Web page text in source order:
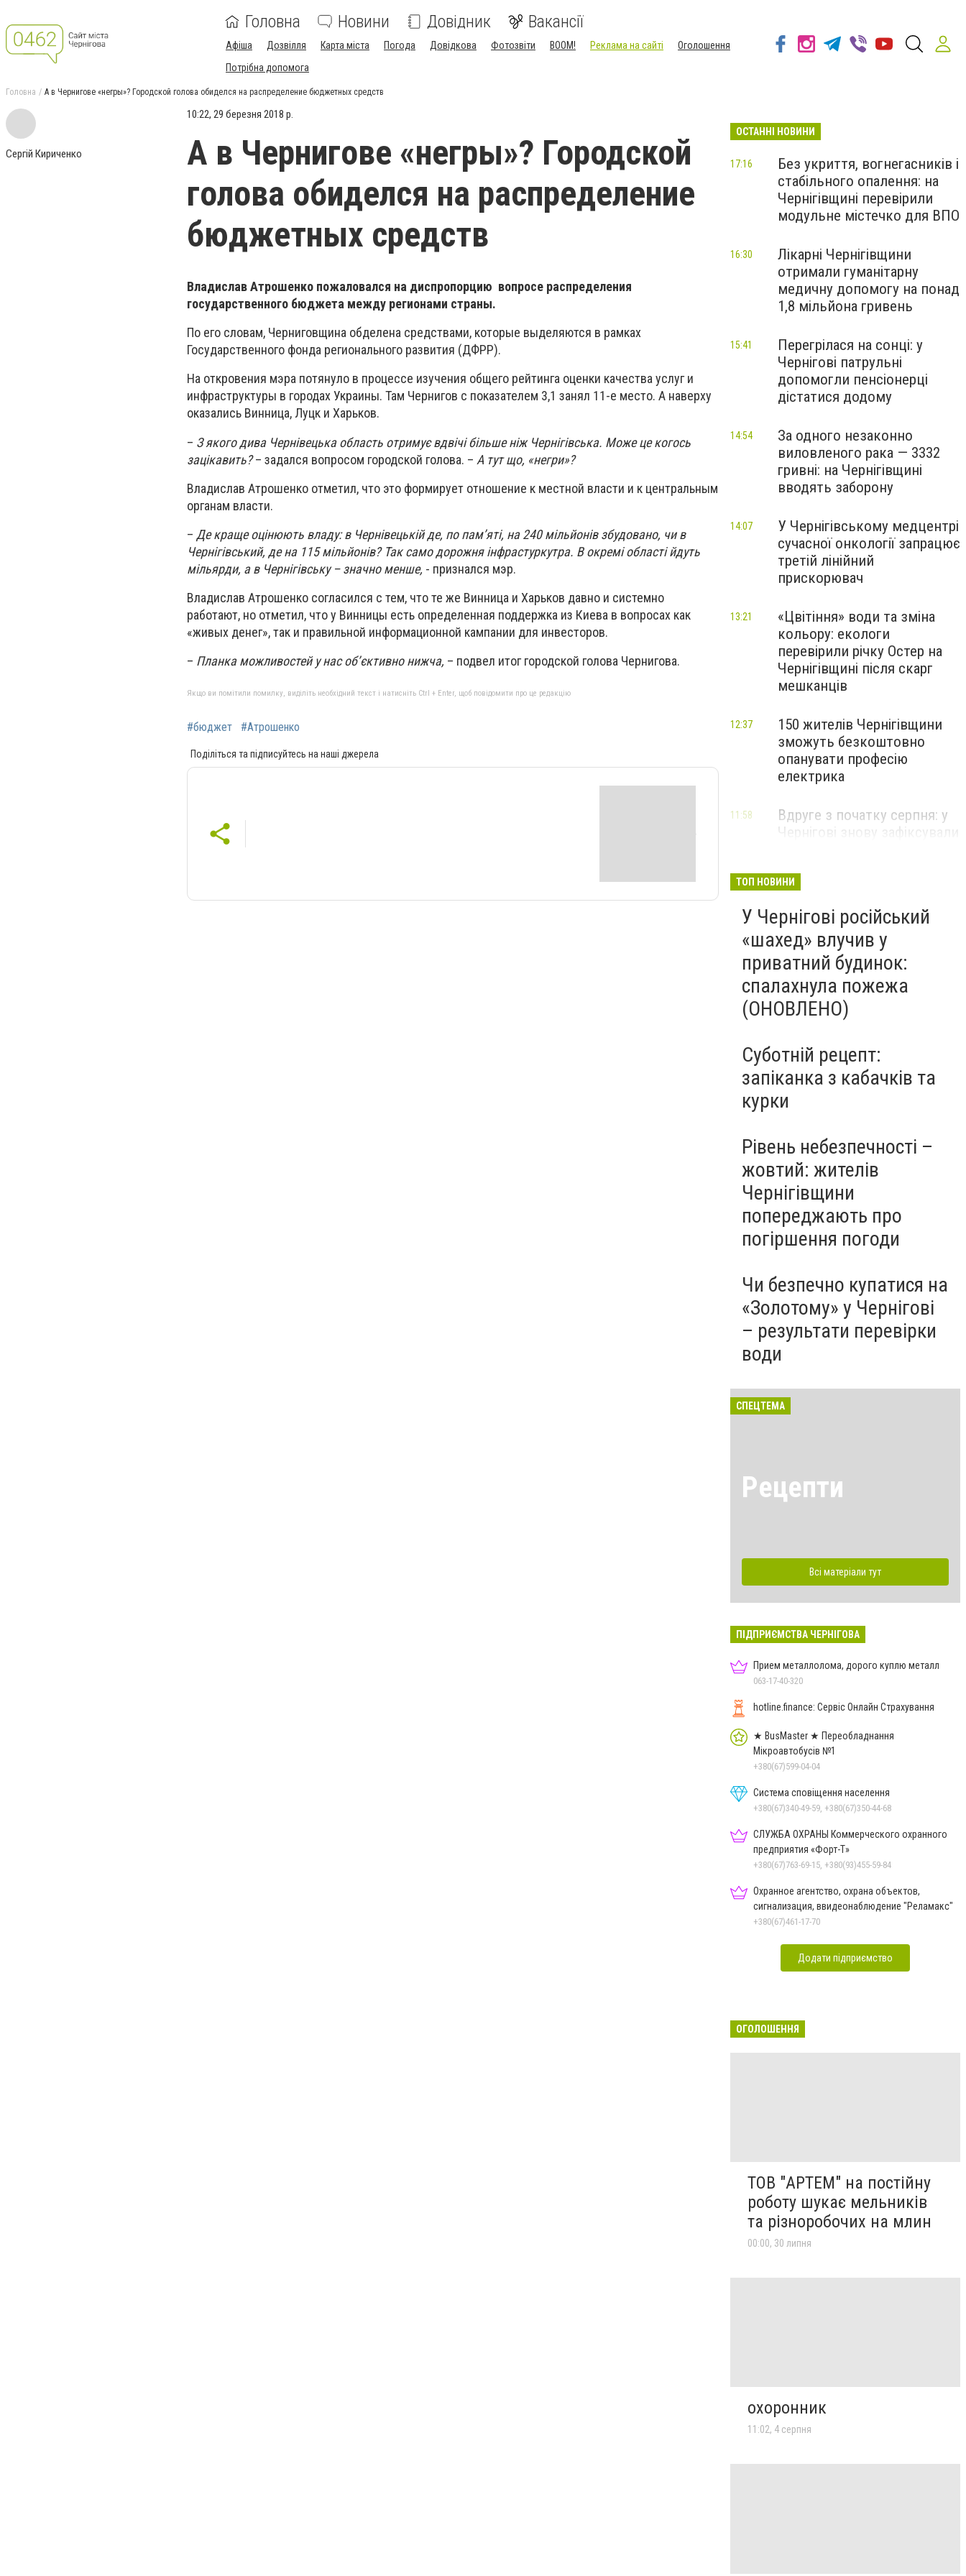
Головна Новини Довідник Вакансії
Афіша Дозвілля Карта міста Погода Довідкова Фотозвіти BOOM! Реклама на сайті
Оголошення
Потрібна допомога
Головна А в Чернигове «негры»? Городской голова обиделся на распределение бюджетных средств
Сергій Кириченко
10:22, 29 березня 2018 р.
А в Чернигове «негры»? Городской
голова обиделся на распределение
бюджетных средств
Владислав Атрошенко пожаловался на диспропорцию вопросе распределения
государственного бюджета между регионами страны.
По его словам, Черниговщина обделена средствами, которые выделяются в рамках
Государственного фонда регионального развития (ДФРР).
На откровения мэра потянуло в процессе изучения общего рейтинга оценки качества услуг и
инфраструктуры в городах Украины. Там Чернигов с показателем 3,1 занял 11-е место. А наверху
оказались Винница, Луцк и Харьков.
– З якого дива Чернівецька область отримує вдвічі більше ніж Чернігівська. Може це когось
зацікавить?– задался вопросом городской голова. – А тут що, «негри»?
Владислав Атрошенко отметил, что это формирует отношение к местной власти и к центральным
органам власти.
– Де краще оцінюють владу: вЧернівецькій де, по пам’яті, на 240 мільйонів збудовано, чи в
Чернігівський, де на 115 мільйонів? Так само дорожня інфрастуркутра. В окремі області йдуть
мільярди, а в Чернігівську – значно менше, - признался мэр.
Владислав Атрошенко согласился с тем, что те же Винница и Харьков давно и системно
работают, но отметил, что у Винницы есть определенная поддержка из Киева в вопросах как
«живых денег», так и правильной информационной кампании для инвесторов.
– Планка можливостей у нас об’єктивно нижча, – подвел итог городской голова Чернигова.
Якщо ви помітили помилку, виділіть необхідний текст і натисніть Ctrl + Enter, щоб повідомити про це редакцію
#бюджет #Атрошенко
Поділіться та підписуйтесь на наші джерела
ОСТАННІ НОВИНИ
Без укриття, вогнегасників і
стабільного опалення: на
Чернігівщині перевірили
модульне містечко для ВПО
17:16
Лікарні Чернігівщини
отримали гуманітарну
медичну допомогу на понад
1,8 мільйона гривень
16:30
Перегрілася на сонці: у
Чернігові патрульні
допомогли пенсіонерці
дістатися додому
15:41
За одного незаконно
виловленого рака — 3332
гривні: на Чернігівщині
вводять заборону
14:54
У Чернігівському медцентрі
сучасної онкології запрацює
третій лінійний
прискорювач
14:07
«Цвітіння» води та зміна
кольору: екологи
перевірили річку Остер на
Чернігівщині після скарг
мешканців
13:21
150 жителів Чернігівщини
зможуть безкоштовно
опанувати професію
електрика
12:37
Вдруге з початку серпня: у
Чернігові знову зафіксували
11:58
ТОП НОВИНИ
У Чернігові російський
«шахед» влучив у
приватний будинок:
спалахнула пожежа
(ОНОВЛЕНО)
Суботній рецепт:
запіканка з кабачків та
курки
Рівень небезпечності –
жовтий: жителів
Чернігівщини
попереджають про
погіршення погоди
Чи безпечно купатися на
«Золотому» у Чернігові
– результати перевірки
води
СПЕЦТЕМА
Рецепти
Всі матеріали тут
ПІДПРИЄМСТВА ЧЕРНІГОВА
Прием металлолома, дорого куплю металл
063-17-40-320
hotline.finance: Сервіс Онлайн Страхування
★ BusMaster ★ Переобладнання
Мікроавтобусів №1
+380(67)599-04-04
Система сповіщення населення
+380(67)340-49-59, +380(67)350-44-68
СЛУЖБА ОХРАНЫ Коммерческого охранного
предприятия «Форт-Т»
+380(67)763-69-15, +380(93)455-59-84
Охранное агентство, охрана объектов,
сигнализация, ввидеонаблюдение "Реламакс"
+380(67)461-17-70
Додати підприємство
ОГОЛОШЕННЯ
ТОВ "АРТЕМ" на постійну
роботу шукає мельників
та різноробочих на млин
00:00, 30 липня
охоронник
11:02, 4 серпня